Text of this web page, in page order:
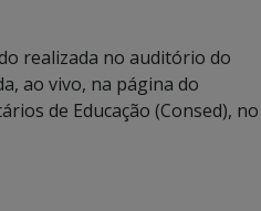
realizada no auditório do
ao vivo, na página do
de Educação (Consed), no